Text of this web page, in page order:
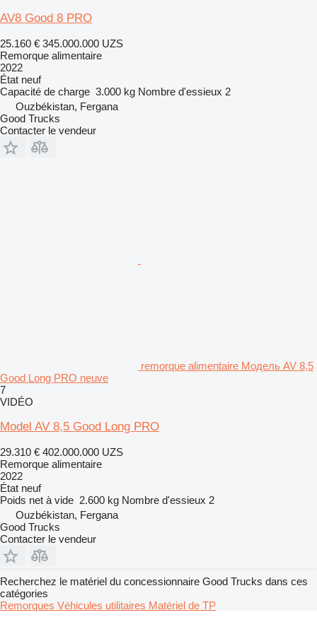
AV8 Good 8 PRO
25.160 € 345.000.000 UZS
Remorque alimentaire
2022
État neuf
Capacité de charge 3.000 kg Nombre d'essieux 2
Ouzbékistan, Fergana
Good Trucks
Contacter le vendeur
remorque alimentaire Модель AV 8,5
Good Long PRO neuve
7
VIDÉO
Model AV 8,5 Good Long PRO
29.310 € 402.000.000 UZS
Remorque alimentaire
2022
État neuf
Poids net à vide 2.600 kg Nombre d'essieux 2
Ouzbékistan, Fergana
Good Trucks
Contacter le vendeur
Recherchez le matériel du concessionnaire Good Trucks dans ces
catégories
Remorques Véhicules utilitaires Matériel de TP